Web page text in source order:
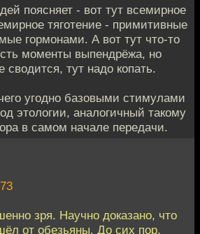
поясняет - вот тут всемирное
тяготение - примитивные
гормонами. А вот тут что-то
моменты выпендрёжа, но
сводится, тут надо копать.
угодно базовыми стимулами
этологии, аналогичный такому
в самом начале передачи.
зря. Научно доказано, что
от обезьяны. До сих пор.